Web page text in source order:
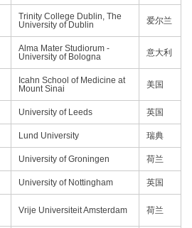
Trinity College Dublin, The
University of Dublin
爱尔兰
Alma Mater Studiorum -
University of Bologna
意大利
Icahn School of Medicine at
Mount Sinai
美国
University of Leeds 英国
Lund University 瑞典
University of Groningen 荷兰
University of Nottingham 英国
Vrije Universiteit Amsterdam 荷兰